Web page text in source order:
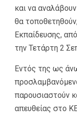
και να
θα
Εκπαίδευσης,
την Τετάρτη 2
Εντός της ως
παρουσιαστούν
απευθείας στο